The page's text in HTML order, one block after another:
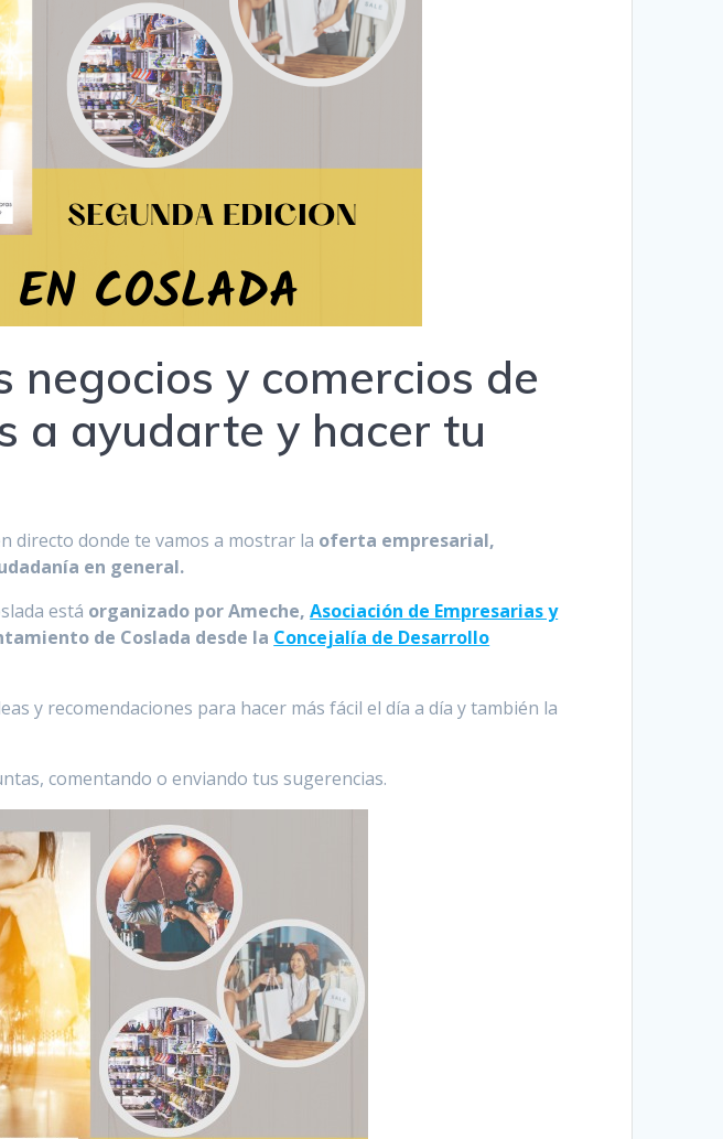
negocios y comercios de
a ayudarte y hacer tu
directo donde te vamos a mostrar la oferta empresarial,
en general.
está organizado por Ameche,Asociación de Empresarias y
de Coslada desde la Concejalía de Desarrollo
y recomendaciones para hacer más fácil el día a día y también la
comentando o enviando tus sugerencias.